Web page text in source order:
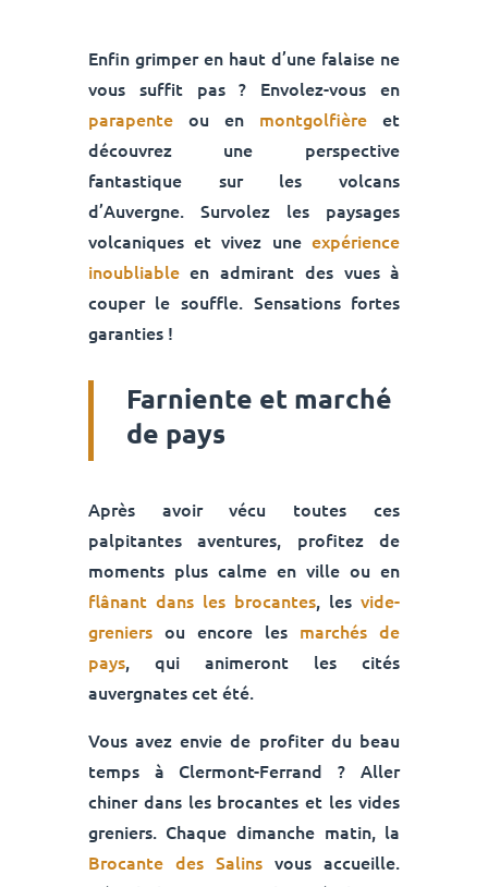
Enfin grimper en haut d’une falaise ne
vous suffit pas ? Envolez-vous en
parapente ou en montgolfièreet
découvrez une perspective
fantastique sur les volcans
d’Auvergne. Survolez les paysages
volcaniques et vivez uneexpérience
inoubliableen admirant des vues à
couper le souffle. Sensations fortes
garanties !
Farniente et marché
de pays
Après avoir vécu toutes ces
palpitantes aventures, profitez de
moments plus calme en ville ou en
flânant dans les brocantes, lesvide-
greniersou encore les marchés de
pays, qui animeront les cités
auvergnates cet été.
Vous avez envie de profiter du beau
temps à Clermont-Ferrand ? Aller
chiner dans les brocantes et les vides
greniers. Chaque dimanche matin, la
Brocante des Salins vous accueille.